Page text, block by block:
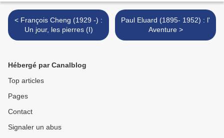
< François Cheng (1929 -) :
Un jour, les pierres (I)
Paul Eluard (1895- 1952) : l'
Aventure >
Hébergé par Canalblog
Top articles
Pages
Contact
Signaler un abus